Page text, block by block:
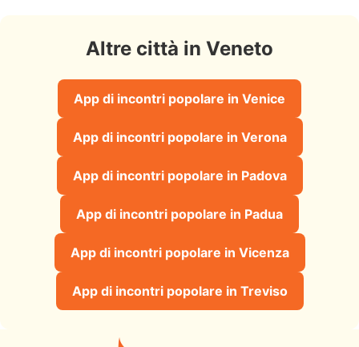
Altre città in Veneto
App di incontri popolare in Venice
App di incontri popolare in Verona
App di incontri popolare in Padova
App di incontri popolare in Padua
App di incontri popolare in Vicenza
App di incontri popolare in Treviso